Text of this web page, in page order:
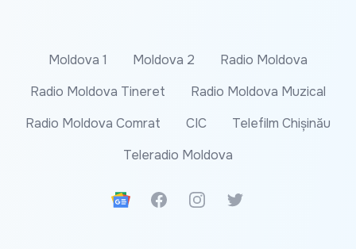
Moldova 1 Moldova 2
Radio Moldova
Radio Moldova Tineret
Radio Moldova Muzical
Radio Moldova Comrat
CIC
Telefilm Chișinău
Teleradio Moldova
Google News
FacebookInstagramTwitter